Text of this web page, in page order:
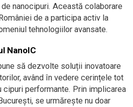
nanocipuri. Această colaborare
de a participa activ la
tehnologiilor avansate.
NanoIC
să dezvolte soluții inovatoare
având în vedere cerințele tot
cipuri performante. Prin implicarea
se urmărește nu doar